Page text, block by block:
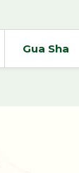
Gua Sha